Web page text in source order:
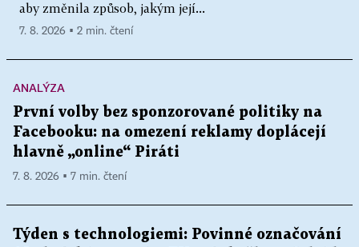
aby změnila způsob, jakým její...
7. 8. 2026 ▪ 2 min. čtení
ANALÝZA
První volby bez sponzorované politiky na
Facebooku: na omezení reklamy doplácejí
hlavně „online“ Piráti
7. 8. 2026 ▪ 7 min. čtení
Týden s technologiemi: Povinné označování